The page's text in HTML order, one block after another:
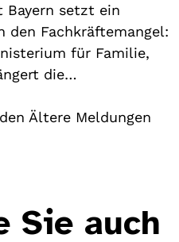
Bayern setzt ein
den Fachkräftemangel:
für Familie,
die…
Ältere Meldungen
Sie auch